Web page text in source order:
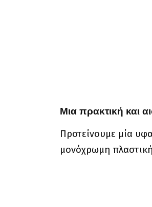
Μια πρακτική και
Προτείνουμε μία
μονόχρωμη